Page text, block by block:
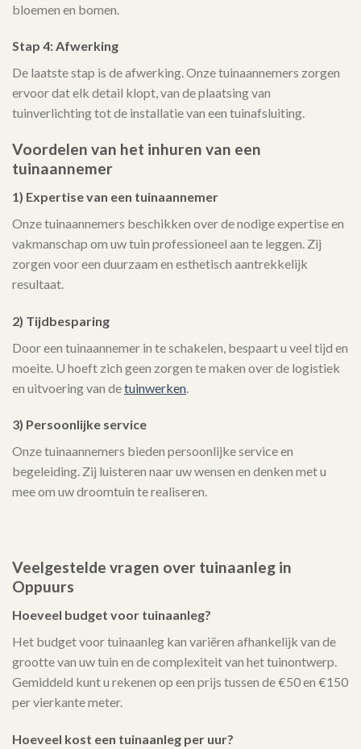
bloemen en bomen.
Stap 4: Afwerking
De laatste stap is de afwerking. Onze tuinaannemers zorgen
ervoor dat elk detail klopt, van de plaatsing van
tuinverlichting tot de installatie van een tuinafsluiting.
Voordelen van het inhuren van een
tuinaannemer
1) Expertise van een tuinaannemer
Onze tuinaannemers beschikken over de nodige expertise en
vakmanschap om uw tuin professioneel aan te leggen. Zij
zorgen voor een duurzaam en esthetisch aantrekkelijk
resultaat.
2) Tijdbesparing
Door een tuinaannemer in te schakelen, bespaart u veel tijd en
moeite. U hoeft zich geen zorgen te maken over de logistiek
en uitvoering van detuinwerken
3) Persoonlijke service
Onze tuinaannemers bieden persoonlijke service en
begeleiding. Zij luisteren naar uw wensen en denken met u
mee om uw droomtuin te realiseren.
Veelgestelde vragen over tuinaanleg in
Oppuurs
Hoeveel budget voor tuinaanleg?
Het budget voor tuinaanleg kan variëren afhankelijk van de
grootte van uw tuin en de complexiteit van het tuinontwerp.
Gemiddeld kunt u rekenen op een prijs tussen de €50 en €150
per vierkante meter.
Hoeveel kost een tuinaanleg per uur?